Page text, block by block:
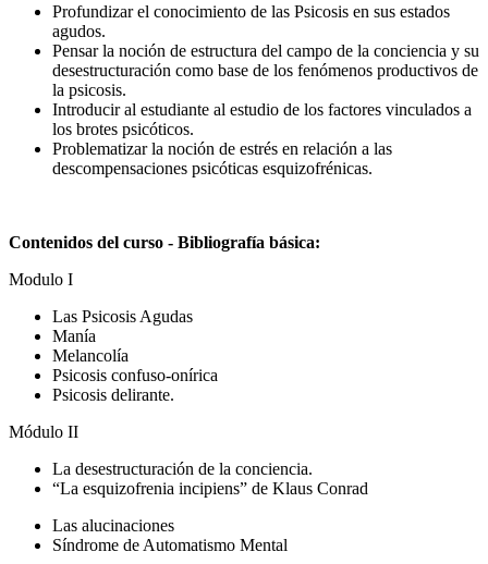
Profundizar el conocimiento de las Psicosis en sus estados
agudos.
Pensar la noción de estructura del campo de la conciencia y su
desestructuración como base de los fenómenos productivos de
la psicosis.
Introducir al estudiante al estudio de los factores vinculados a
los brotes psicóticos.
Problematizar la noción de estrés en relación a las
descompensaciones psicóticas esquizofrénicas.
Contenidos del curso - Bibliografía básica:
Modulo I
Las Psicosis Agudas
Manía
Melancolía
Psicosis confuso-onírica
Psicosis delirante.
Módulo II
La desestructuración de la conciencia.
“La esquizofrenia incipiens” de Klaus Conrad
Las alucinaciones
Síndrome de Automatismo Mental